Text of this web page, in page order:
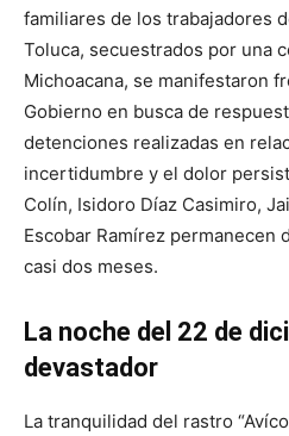
familiares de los trabajadores
Toluca, secuestrados por una
Michoacana, se manifestaron
Gobierno en busca de
detenciones realizadas en
incertidumbre y el dolor
Colín, Isidoro Díaz Casimiro,
Escobar Ramírez permanecen
casi dos meses.
La noche del 22 de
devastador
La tranquilidad del rastro